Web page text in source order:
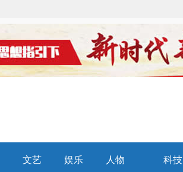
文艺 娱乐
人物
科技